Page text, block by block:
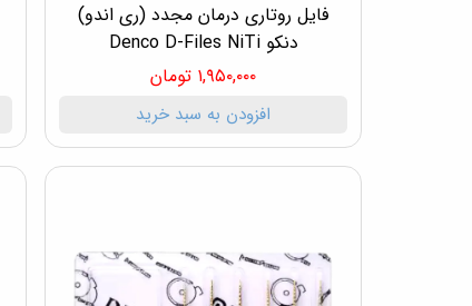
فایل روتاری درمان مجدد (ری اندو)
دنکو Denco D-Files NiTi
۱,۹۵۰,۰۰۰ تومان
افزودن به سبد خرید